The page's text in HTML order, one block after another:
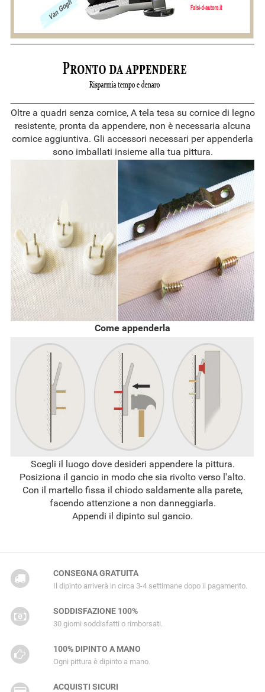
Oltre a quadri senza cornice, A tela tesa su cornice di legno
resistente, pronta da appendere, non è necessaria alcuna
cornice aggiuntiva. Gli accessori necessari per appenderla
sono imballati insieme alla tua pittura.
Come appenderla
Scegli il luogo dove desideri appendere la pittura.
Posiziona il gancio in modo che sia rivolto verso l'alto.
Con il martello fissa il chiodo saldamente alla parete,
facendo attenzione a non danneggiarla.
Appendi il dipinto sul gancio.
CONSEGNA GRATUITA
Il dipinto arriverà in circa 3-4 settimane dopo il pagamento.
SODDISFAZIONE 100%
30 giorni soddisfatti o rimborsati.
100% DIPINTO A MANO
Ogni pittura è dipinto a mano.
ACQUISTI SICURI